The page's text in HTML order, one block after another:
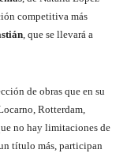
competitiva más
, que se llevará a
de obras que en su
Rotterdam,
no hay limitaciones de
título más, participan